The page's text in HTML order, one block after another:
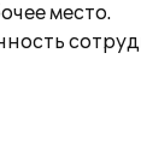
место.